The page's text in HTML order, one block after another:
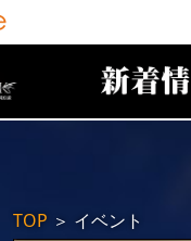
TOP ＞ イベント